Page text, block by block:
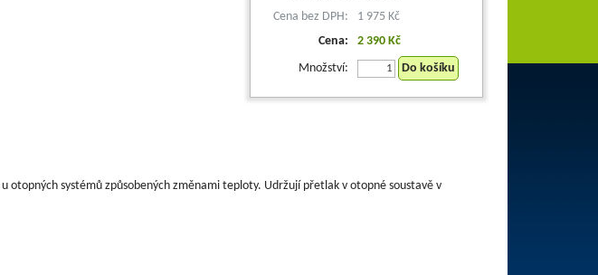
Cena bez DPH:
1 975 Kč
Cena:
2 390 Kč
Množství:
Do košíku
otopných systémů způsobených změnami teploty. Udržují přetlak v otopné soustavě v